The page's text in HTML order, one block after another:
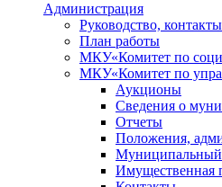
Администрация
Руководство, контакты
План работы
МКУ«Комитет по
МКУ«Комитет по
Аукционы
Сведения о
Отчеты
Положения,
Муниципальный
Имущественная